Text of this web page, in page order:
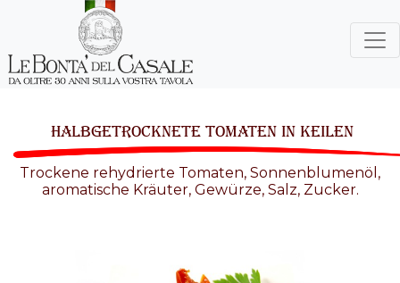
HALBGETROCKNETE TOMATEN IN KEILEN
Trockene rehydrierte Tomaten, Sonnenblumenöl,
aromatische Kräuter, Gewürze, Salz, Zucker.